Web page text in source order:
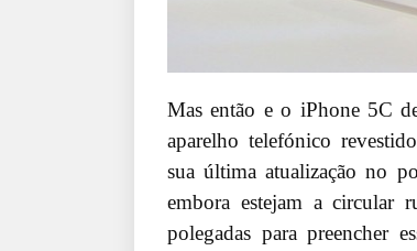
Mas então e o iPhone 5C
aparelho telefónico
sua última atualização no
embora estejam a circular
polegadas para preencher